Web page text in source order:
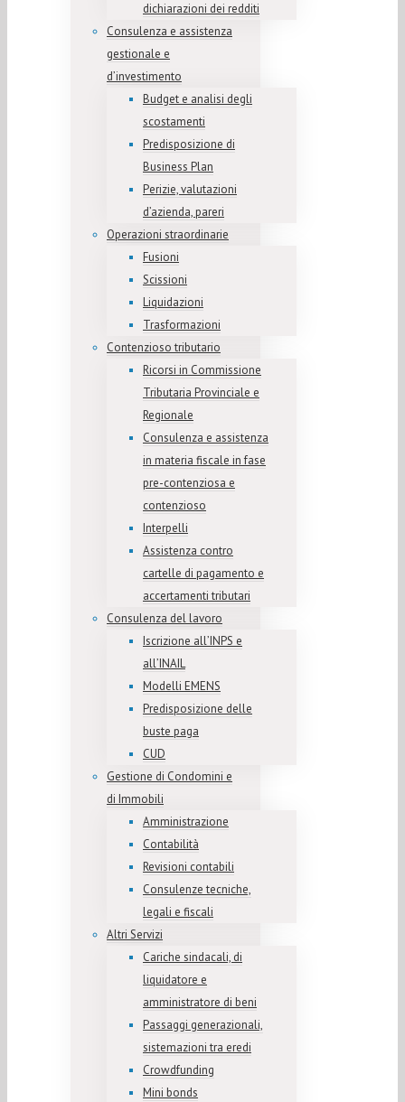
dichiarazioni dei redditi
Consulenza e assistenza
gestionale e
d’investimento
Budget e analisi degli
scostamenti
Predisposizione di
Business Plan
Perizie, valutazioni
d’azienda, pareri
Operazioni straordinarie
Fusioni
Scissioni
Liquidazioni
Trasformazioni
Contenzioso tributario
Ricorsi in Commissione
Tributaria Provinciale e
Regionale
Consulenza e assistenza
in materia fiscale in fase
pre-contenziosa e
contenzioso
Interpelli
Assistenza contro
cartelle di pagamento e
accertamenti tributari
Consulenza del lavoro
Iscrizione all’INPS e
all’INAIL
Modelli EMENS
Predisposizione delle
buste paga
CUD
Gestione di Condomini e
di Immobili
Amministrazione
Contabilità
Revisioni contabili
Consulenze tecniche,
legali e fiscali
Altri Servizi
Cariche sindacali, di
liquidatore e
amministratore di beni
Passaggi generazionali,
sistemazioni tra eredi
Crowdfunding
Mini bonds